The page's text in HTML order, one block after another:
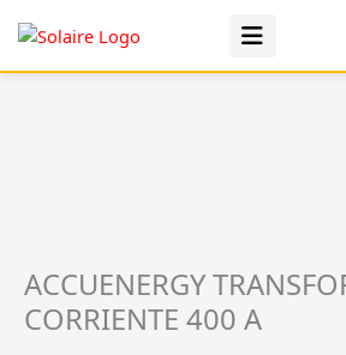
contenido
ACCUENERGY
CORRIENTE 400 A